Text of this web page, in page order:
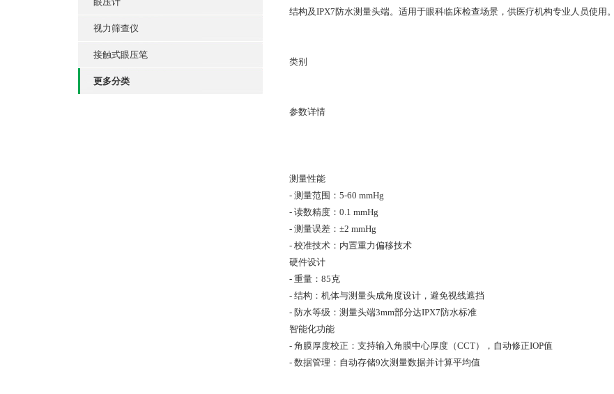
视力筛查仪
接触式眼压笔
更多分类
结构及IPX7防水测量头端。适用于眼科临床检查场景，供医疗机构专业人员使用。
类别
参数详情
测量性能
- 测量范围：5-60 mmHg
- 读数精度：0.1 mmHg
- 测量误差：±2 mmHg
- 校准技术：内置重力偏移技术
硬件设计
- 重量：85克
- 结构：机体与测量头成角度设计，避免视线遮挡
- 防水等级：测量头端3mm部分达IPX7防水标准
智能化功能
- 角膜厚度校正：支持输入角膜中心厚度（CCT），自动修正IOP值
- 数据管理：自动存储9次测量数据并计算平均值